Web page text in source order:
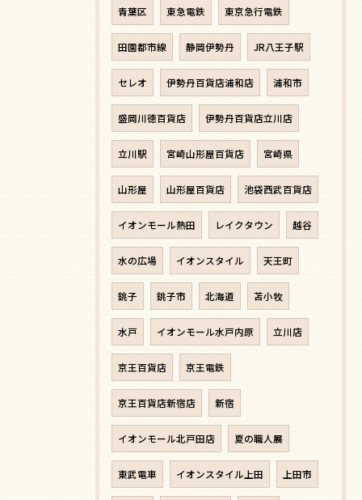
青葉区 東急電鉄 東京急行電鉄
田園都市線 静岡伊勢丹 JR八王子駅
セレオ 伊勢丹百貨店浦和店 浦和市
盛岡川徳百貨店 伊勢丹百貨店立川店
立川駅 宮崎山形屋百貨店 宮崎県
山形屋 山形屋百貨店 池袋西武百貨店
イオンモール熱田 レイクタウン 越谷
水の広場 イオンスタイル 天王町
銚子 銚子市 北海道 苫小牧
水戸 イオンモール水戸内原 立川店
京王百貨店 京王電鉄
京王百貨店新宿店 新宿
イオンモール北戸田店 夏の職人展
東武電車 イオンスタイル上田 上田市